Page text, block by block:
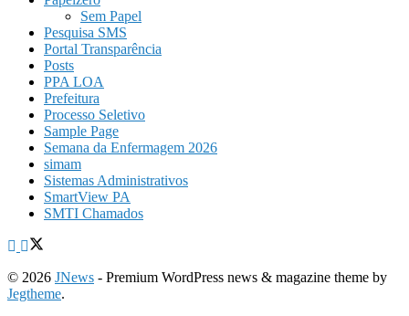
Sem Papel
Pesquisa SMS
Portal Transparência
Posts
PPA LOA
Prefeitura
Processo Seletivo
Sample Page
Semana da Enfermagem 2026
simam
Sistemas Administrativos
SmartView PA
SMTI Chamados
© 2026 JNews - Premium WordPress news & magazine theme by
Jegtheme.